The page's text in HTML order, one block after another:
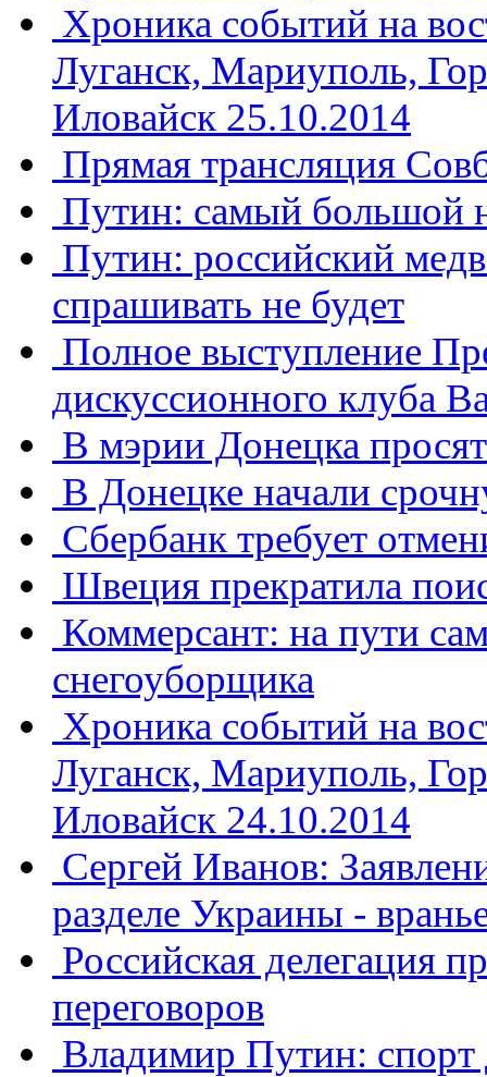
Хроника событий на
Луганск, Мариуполь,
Иловайск 25.10.2014
Прямая трансляция
Путин: самый большой
Путин: российский
спрашивать не будет
Полное выступление
дискуссионного клуба
В мэрии Донецка
В Донецке начали
Сбербанк требует
Швеция прекратила
Коммерсант: на пути
снегоуборщика
Хроника событий на
Луганск, Мариуполь,
Иловайск 24.10.2014
Сергей Иванов:
разделе Украины -
​Российская делегация
переговоров
Владимир Путин: